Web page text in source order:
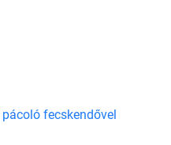
fecskendővel